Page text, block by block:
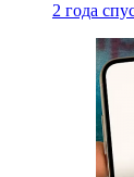
2 года